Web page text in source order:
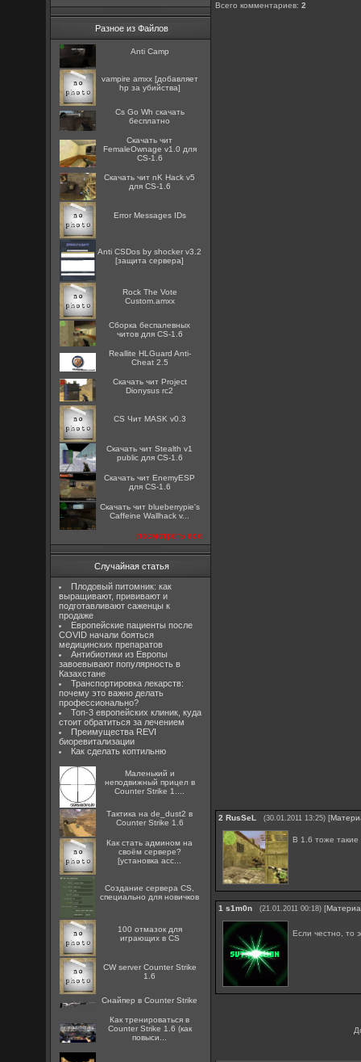
Разное из Файлов
Anti Camp
vampire amxx [добавляет
hp за убийства]
Cs Go Wh скачать
бесплатно
Скачать чит
FemaleOwnage v1.0 для
CS-1.6
Скачать чит nK Hack v5
для CS-1.6
Error Messages IDs
Anti CSDos by shocker v3.2
[защита сервера]
Rock The Vote
Custom.amxx
Сборка беспалевных
читов для CS-1.6
Reallite HLGuard Anti-
Cheat 2.5
Скачать чит Project
Dionysus rc2
CS Чит MASK v0.3
Скачать чит Stealth v1
public для CS-1.6
Скачать чит EnemyESP
для CS-1.6
Скачать чит blueberrypie's
Caffeine Wallhack v...
посмотреть все
Случайная статья
Плодовый питомник: как
выращивают, прививают и
подготавливают саженцы к
продаже
Европейские пациенты после
COVID начали бояться
медицинских препаратов
Антибиотики из Европы
завоевывают популярность в
Казахстане
Транспортировка лекарств:
почему это важно делать
профессионально?
Топ-3 европейских клиник, куда
стоит обратиться за лечением
Преимущества REVI
биоревитализации
Как сделать коптильню
Маленький и
неподвижный прицел в
Counter Strike 1....
Тактика на de_dust2 в
Counter Strike 1.6
Как стать админом на
своём сервере?
[установка acc...
Создание сервера CS,
специально для новичков
100 отмазок для
играющих в CS
CW server Counter Strike
1.6
Снайпер в Counter Strike
Как тренироваться в
Counter Strike 1.6 (как
повыси...
Всего комментариев:2
2 RusSeL (30.01.2011 13:25) [
В 1.6 тоже
1 s1m0n (21.01.2011 00:18) [
Если честно, то